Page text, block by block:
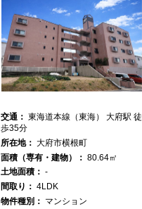
交通： 東海道本線（東海） 大府駅 徒
歩35分
所在地： 大府市横根町
面積（専有・建物）： 80.64㎡
土地面積： -
間取り： 4LDK
物件種別： マンション